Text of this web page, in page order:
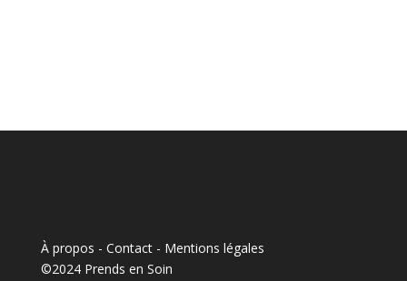
À propos - Contact- Mentions légales
©2024 Prends en Soin